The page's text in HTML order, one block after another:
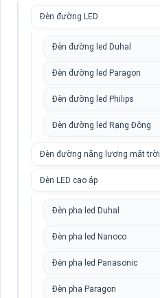
Đèn đường LED
Đèn đường led Duhal
Đèn đường led Paragon
Đèn đường led Philips
Đèn đường led Rạng Đông
Đèn đường năng lượng mặt trời
Đèn LED cao áp
Đèn pha led Duhal
Đèn pha led Nanoco
Đèn pha led Panasonic
Đèn pha Paragon